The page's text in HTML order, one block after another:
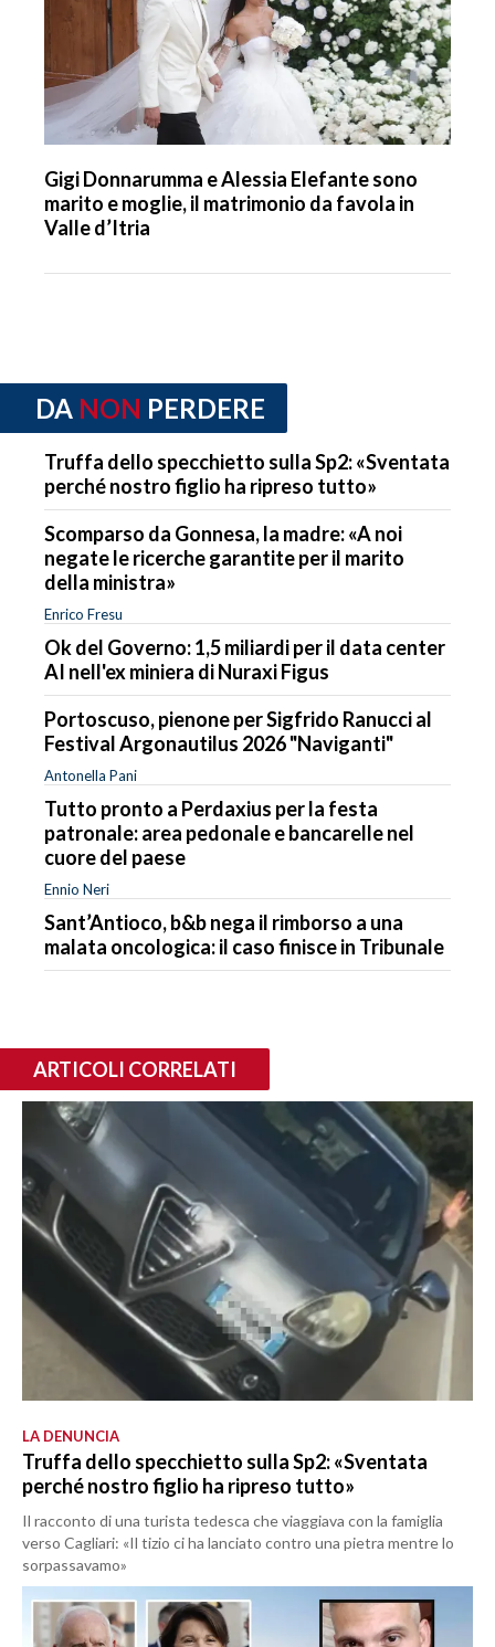
Gigi Donnarumma e Alessia Elefante sono
marito e moglie, il matrimonio da favola in
Valle d’Itria
DA NON PERDERE
Truffa dello specchietto sulla Sp2: «Sventata
perché nostro figlio ha ripreso tutto»
Scomparso da Gonnesa, la madre: «A noi
negate le ricerche garantite per il marito
della ministra»
Enrico Fresu
Ok del Governo: 1,5 miliardi per il data center
AI nell'ex miniera di Nuraxi Figus
Portoscuso, pienone per Sigfrido Ranucci al
Festival Argonautilus 2026 "Naviganti"
Antonella Pani
Tutto pronto a Perdaxius per la festa
patronale: area pedonale e bancarelle nel
cuore del paese
Ennio Neri
Sant’Antioco, b&b nega il rimborso a una
malata oncologica: il caso finisce in Tribunale
ARTICOLI CORRELATI
LA DENUNCIA
Truffa dello specchietto sulla Sp2: «Sventata
perché nostro figlio ha ripreso tutto»
Il racconto di una turista tedesca che viaggiava con la famiglia
verso Cagliari: «Il tizio ci ha lanciato contro una pietra mentre lo
sorpassavamo»